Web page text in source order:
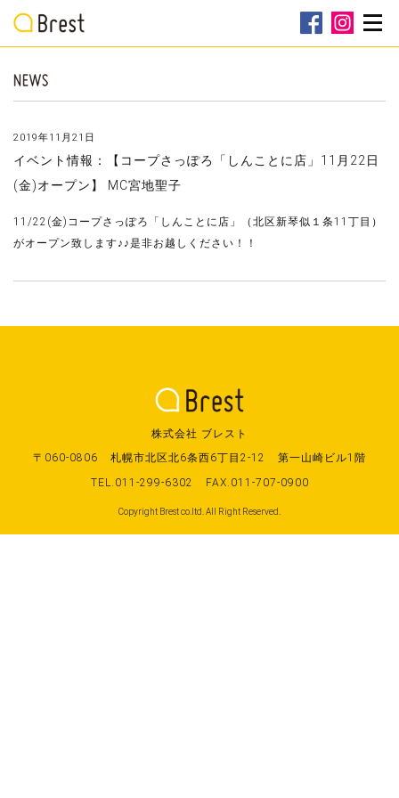
2019年11月21日
イベント情報：【コープさっぽろ「しんことに店」11月22日
(金)オープン】 MC宮地聖子
11/22(金)コープさっぽろ「しんことに店」（北区新琴似１条11丁目）
がオープン致します♪♪是非お越しください！！
株式会社 ブレスト
〒060-0806
札幌市北区北6条西6丁目2-12
第一山崎ビル1階
TEL.011-299-6302
FAX.011-707-0900
Copyright Brest co.ltd. All Right Reserved.